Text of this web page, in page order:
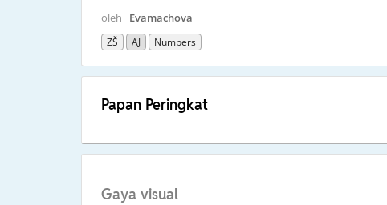
oleh Evamachova
ZŠ AJ Numbers
Papan Peringkat
Gaya visual